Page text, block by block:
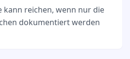
kann reichen, wenn nur die
dokumentiert werden